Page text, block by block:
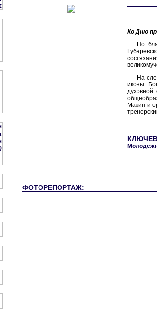
Ко Дню
По
На
иконы
духовной
Махин и
ФОТОРЕПОРТАЖ: